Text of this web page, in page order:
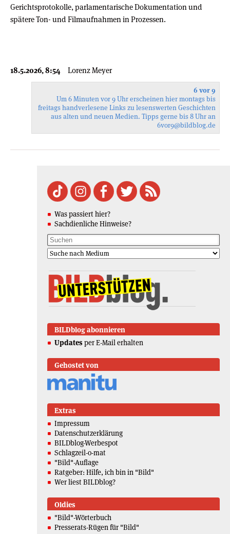
Gerichtsprotokolle, parlamentarische Dokumentation und
spätere Ton- und Filmaufnahmen in Prozessen.
18.5.2026, 8:54 Lorenz Meyer
6 vor 9
Um 6 Minuten vor 9 Uhr erscheinen hier montags bis
freitags handverlesene Links zu lesenswerten Geschichten
aus alten und neuen Medien. Tipps gerne bis 8 Uhr an
6vor9@bildblog.de
Was passiert hier?
Sachdienliche Hinweise?
BILDblog abonnieren
Updates per E-Mail erhalten
Gehostet von
Extras
Impressum
Datenschutzerklärung
BILDblog-Werbespot
Schlagzeil-o-mat
"Bild"-Auflage
Ratgeber: Hilfe, ich bin in "Bild"
Wer liest BILDblog?
Oldies
"Bild"-Wörterbuch
Presserats-Rügen für "Bild"